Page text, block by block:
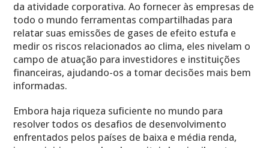
da atividade corporativa. Ao fornecer às empresas de
todo o mundo ferramentas compartilhadas para
relatar suas emissões de gases de efeito estufa e
medir os riscos relacionados ao clima, eles nivelam o
campo de atuação para investidores e instituições
financeiras, ajudando-os a tomar decisões mais bem
informadas.
Embora haja riqueza suficiente no mundo para
resolver todos os desafios de desenvolvimento
enfrentados pelos países de baixa e média renda,